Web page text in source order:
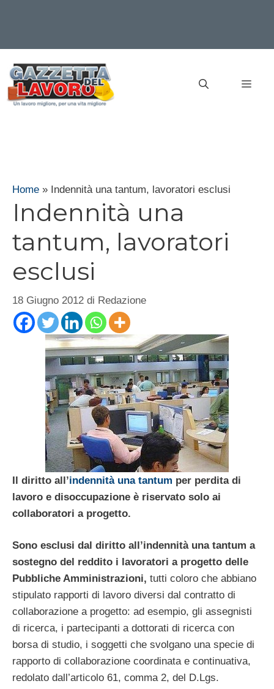
contenuto
Home » Indennità una tantum, lavoratori esclusi
Indennità una
tantum, lavoratori
esclusi
18 Giugno 2012 di Redazione
Il diritto all’indennità una tantum per perdita di
lavoro e disoccupazione è riservato solo ai
collaboratori a progetto.
Sono esclusi dal diritto all’indennità una tantum a
sostegno del reddito i lavoratori a progetto delle
Pubbliche Amministrazioni, tutti coloro che abbiano
stipulato rapporti di lavoro diversi dal contratto di
collaborazione a progetto: ad esempio, gli assegnisti
di ricerca, i partecipanti a dottorati di ricerca con
borsa di studio, i soggetti che svolgano una specie di
rapporto di collaborazione coordinata e continuativa,
redolato dall’articolo 61, comma 2, del D.Lgs.